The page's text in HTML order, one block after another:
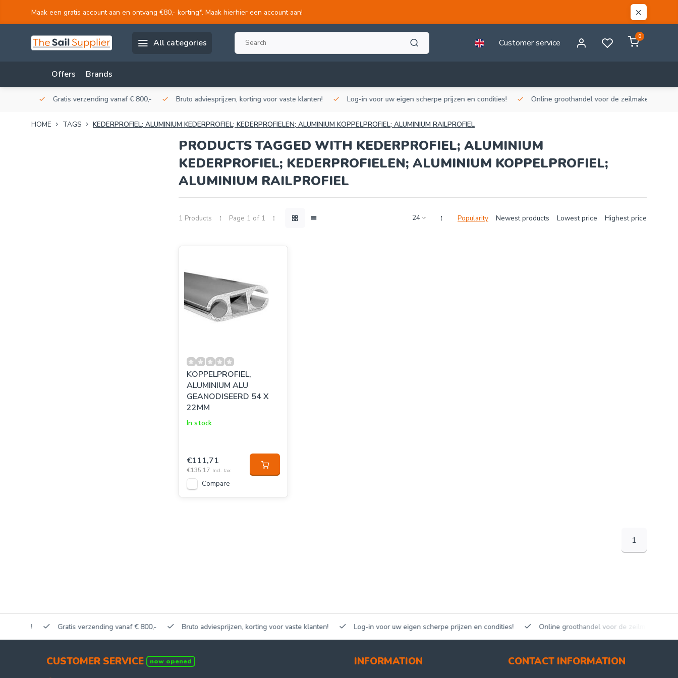
Maak een gratis account aan en ontvang €80,- korting*. Maak hierhier een account aan!
All categories Customer service
0
Offers Brands
Gratis verzending vanaf € 800,- Bruto adviesprijzen, korting voor vaste klanten! Log-in voor uw eigen scherpe prijzen en condities! Online groothandel voor de zeilmakerij!
HOME TAGS KEDERPROFIEL; ALUMINIUM KEDERPROFIEL; KEDERPROFIELEN; ALUMINIUM KOPPELPROFIEL; ALUMINIUM RAILPROFIEL
PRODUCTS TAGGED WITH KEDERPROFIEL; ALUMINIUM
KEDERPROFIEL; KEDERPROFIELEN; ALUMINIUM KOPPELPROFIEL;
ALUMINIUM RAILPROFIEL
1 Products Page 1 of 1 Popularity Newest products Lowest price Highest price
KOPPELPROFIEL,
ALUMINIUM ALU
GEANODISEERD 54 X
22MM
In stock
€111,71
€135,17 Incl. tax
Compare
1
Gratis verzending vanaf € 800,- Bruto adviesprijzen, korting voor vaste klanten! Log-in voor uw eigen scherpe prijzen en condities! Online groothandel voor de zeilmakerij!
CUSTOMER SERVICE now opened INFORMATION CONTACT INFORMATION